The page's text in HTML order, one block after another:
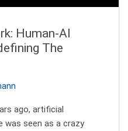
Human-AI
The
ago, artificial
was seen as a crazy